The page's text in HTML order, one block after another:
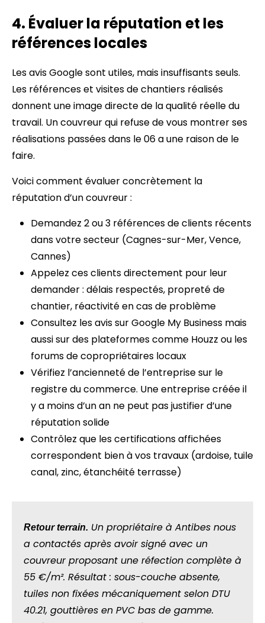
4. Évaluer la réputation et les
références locales
Les avis Google sont utiles, mais insuffisants seuls.
Les références et visites de chantiers réalisés
donnent une image directe de la qualité réelle du
travail. Un couvreur qui refuse de vous montrer ses
réalisations passées dans le 06 a une raison de le
faire.
Voici comment évaluer concrètement la
réputation d’un couvreur :
Demandez 2 ou 3 références de clients récents
dans votre secteur (Cagnes-sur-Mer, Vence,
Cannes)
Appelez ces clients directement pour leur
demander : délais respectés, propreté de
chantier, réactivité en cas de problème
Consultez les avis sur Google My Business mais
aussi sur des plateformes comme Houzz ou les
forums de copropriétaires locaux
Vérifiez l’ancienneté de l’entreprise sur le
registre du commerce. Une entreprise créée il
y a moins d’un an ne peut pas justifier d’une
réputation solide
Contrôlez que les certifications affichées
correspondent bien à vos travaux (ardoise, tuile
canal, zinc, étanchéité terrasse)
Retour terrain. Un propriétaire à Antibes nous
a contactés après avoir signé avec un
couvreur proposant une réfection complète à
55 €/m². Résultat : sous-couche absente,
tuiles non fixées mécaniquement selon DTU
40.21, gouttières en PVC bas de gamme.